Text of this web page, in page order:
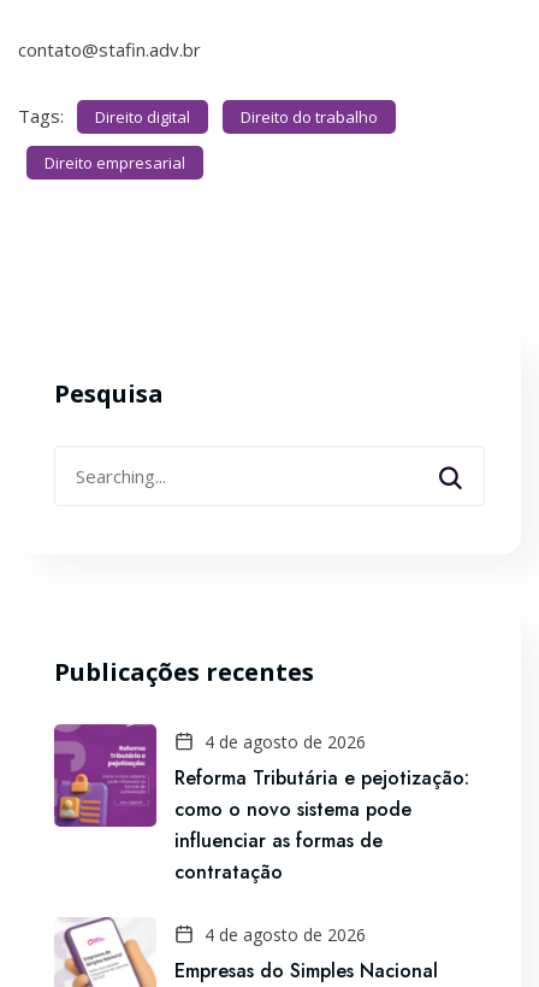
contato@stafin.adv.br
Tags: Direito digital Direito do trabalho
Direito empresarial
Pesquisa
for:
Publicações recentes
4 de agosto de 2026
Reforma Tributária e pejotização:
como o novo sistema pode
influenciar as formas de
contratação
4 de agosto de 2026
Empresas do Simples Nacional